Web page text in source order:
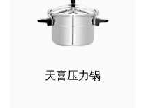
天喜压力锅